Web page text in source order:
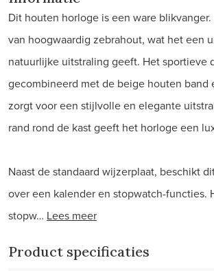
Dit houten horloge is een ware
van hoogwaardig zebrahout, wat het een
natuurlijke uitstraling geeft. Het sportieve
gecombineerd met de beige houten band
zorgt voor een stijlvolle en elegante
rand rond de kast geeft het horloge een
Naast de standaard wijzerplaat, beschikt
over een kalender en stopwatch-functies.
stopw… Lees meer
Product specificaties